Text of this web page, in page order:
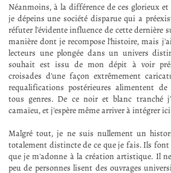
Néanmoins, à la différence de ces glorieux
je dépeins une société disparue qui a
réfuter l'évidente influence de cette dernière
manière dont je recompose l'histoire, mais
lecteurs une plongée dans un univers
souhait est issu de mon dépit à voir
croisades d'une façon extrêmement
requalifications postérieures alimentent
tous genres. De ce noir et blanc tranché
camaïeu, et j'espère même arriver à intégrer
Malgré tout, je ne suis nullement un
totalement distincte de ce que je fais. Ils
que je m'adonne à la création artistique. Il
peu de personnes lisent des ouvrages